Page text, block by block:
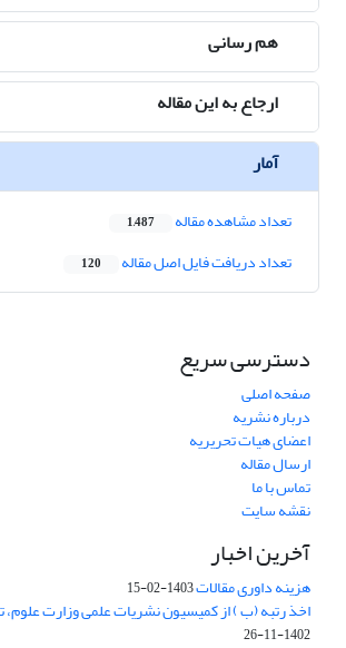
هم رسانی
ارجاع به این مقاله
آمار
تعداد مشاهده مقاله 1,487
تعداد دریافت فایل اصل مقاله 120
دسترسی سریع
صفحه اصلی
درباره نشریه
اعضای هیات تحریریه
ارسال مقاله
تماس با ما
نقشه سایت
آخرین اخبار
هزینه داوری مقالات1403-02-15
اخذ رتبه (ب ) از کمیسیون نشریات علمی وزارت علوم،
1402-11-26